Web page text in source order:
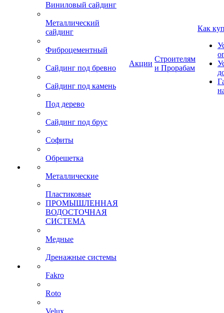
Виниловый сайдинг
Металлический
сайдинг
Фиброцементный
Сайдинг под бревно
Сайдинг под камень
Под дерево
Сайдинг под брус
Софиты
Обрешетка
Металлические
Пластиковые
ПРОМЫШЛЕННАЯ
ВОДОСТОЧНАЯ
СИСТЕМА
Медные
Дренажные системы
Fakro
Roto
Velux
Акции
Строителям
и Прорабам
Как